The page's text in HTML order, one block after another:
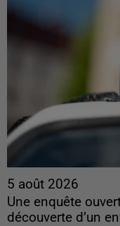
5 août 2026
Une enquête
découverte d’un